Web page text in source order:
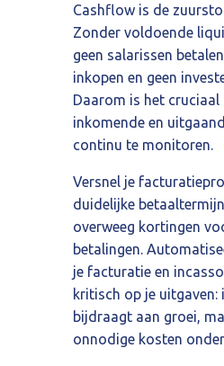
Cashflow is de
Zonder voldoende
geen salarissen
inkopen en geen
Daarom is het cruciaal
inkomende en
continu te monitoren.
Versnel je
duidelijke
overweeg kortingen
betalingen.
je facturatie en
kritisch op je uitgaven:
bijdraagt aan groei,
onnodige kosten